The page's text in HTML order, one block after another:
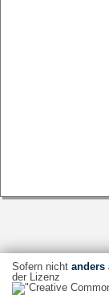
Sofern nicht anders
der Lizenz